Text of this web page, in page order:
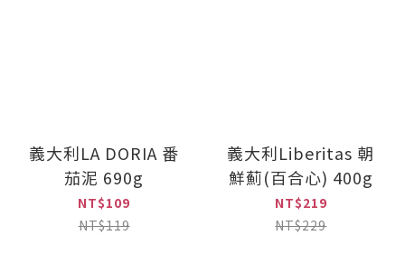
義大利LA DORIA 番
茄泥 690g
NT$109
NT$119
義大利Liberitas 朝
鮮薊(百合心) 400g
NT$219
NT$229